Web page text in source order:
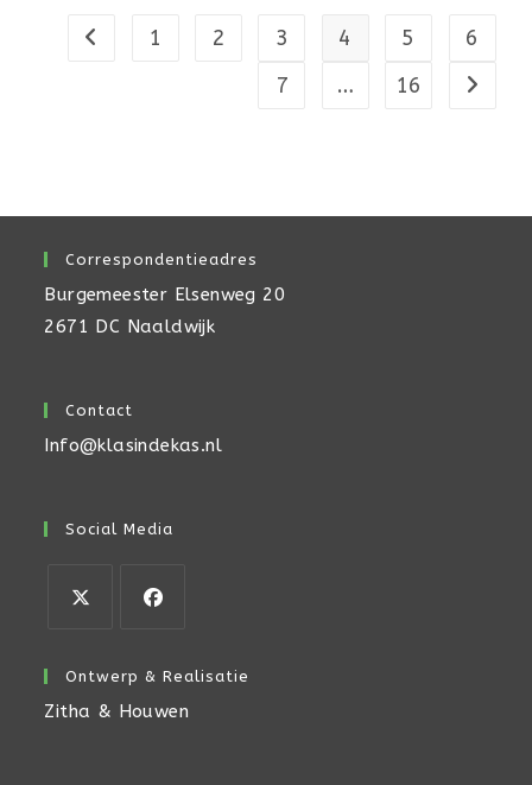
Naar vorige pagina
1 2 3 4 5
6
7
… 16 Naar
Correspondentieadres
Burgemeester Elsenweg 20
2671 DC Naaldwijk
Contact
Info@klasindekas.nl
Social Media
in
een
in
een
Ontwerp & Realisatie
Zitha & Houwen